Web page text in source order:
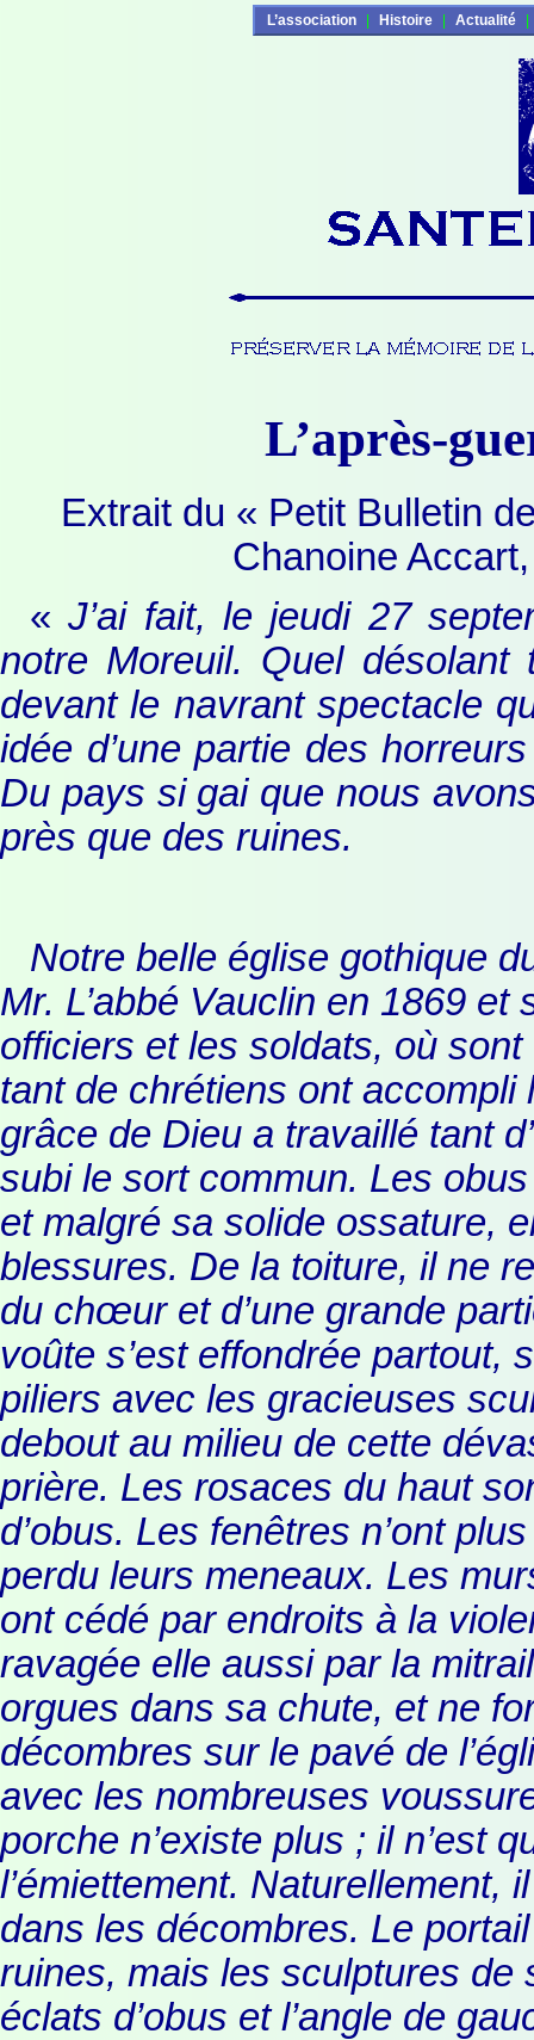
L’association Histoire Actualité
L’après-
Extrait du « Petit Bulletin
Chanoine
«J’ai fait, le jeudi 27
notre Moreuil. Quel
devant le navrant spectacle
idée d’une partie des
Du pays si gai que nous
près que des ruines.
Notre belle église gothique
Mr. L’abbé Vauclin en 1869
officiers et les soldats, où
tant de chrétiens ont
grâce de Dieu a travaillé tant
subi le sort commun. Les
et malgré sa solide ossature,
blessures. De la toiture, il ne
du chœur et d’une grande
voûte s’est effondrée partout,
piliers avec les gracieuses
debout au milieu de cette
prière. Les rosaces du haut
d’obus. Les fenêtres n’ont
perdu leurs meneaux. Les
ont cédé par endroits à la
ravagée elle aussi par la
orgues dans sa chute, et ne
décombres sur le pavé de
avec les nombreuses
porche n’existe plus ; il n’est
l’émiettement. Naturellement,
dans les décombres. Le
ruines, mais les sculptures
éclats d’obus et l’angle de